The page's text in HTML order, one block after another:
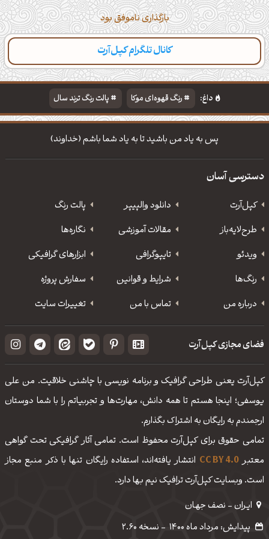
بارگذاری ناموفق بود
کانال تلگرام کپل‌آرت
داغ: رنگ قهوه‌ای موکا
پالت رنگ ترند سال
دانلود والپیپر مذهبی
تایپوگرافی شعر مولانا
پس به یاد من باشید تا به یاد شما باشم (خداوند)
دسترسی آسان
کپل‌آرت دانلود‌ والپیپر
پالت رنگ
طرح‌لایه‌باز
مقالات آموزشی
نگاره‌ها
ویدئو
‌تایپوگرافی
ابزارهای گرافیکی
رنگ‌ها
شرایط و قوانین
سفارش پروژه
درباره من
تماس با من تغییرات سایت
فضای مجازی کپل‌آرت
کپل‌آرت یعنی طراحی گرافیک و برنامه نویسی با چاشنی خلاقیت. من علی
یوسفی؛ اینجا هستم تا همه دانش، مهارت‌‌ها و تجربیاتم را با شما دوستان
ارجمندم به رایگان به اشتراک بگذارم.
تمامی حقوق برای کپل‌آرت محفوظ است. تمامی آثار گرافیکی تحت گواهی
معتبرCC BY 4.0 انتشار یافته‌اند، استفاده رایگان تنها با ذکر منبع مجاز
است. وبسایت کپل‌آرت ترافیک نیم بها دارد.
ایـران - نصف جهـان
پیدایش: مرداد ماه 1400
- نسخه 2.60